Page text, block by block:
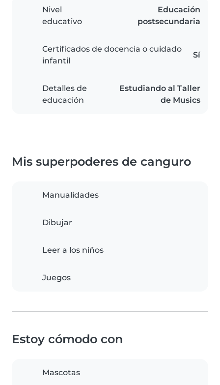
Nivel
educativo
Educación
postsecundaria
Certificados de docencia o cuidado
infantil
Sí
Detalles de
educación
Estudiando al Taller
de Musics
Mis superpoderes de canguro
Manualidades
Dibujar
Leer a los niños
Juegos
Estoy cómodo con
Mascotas